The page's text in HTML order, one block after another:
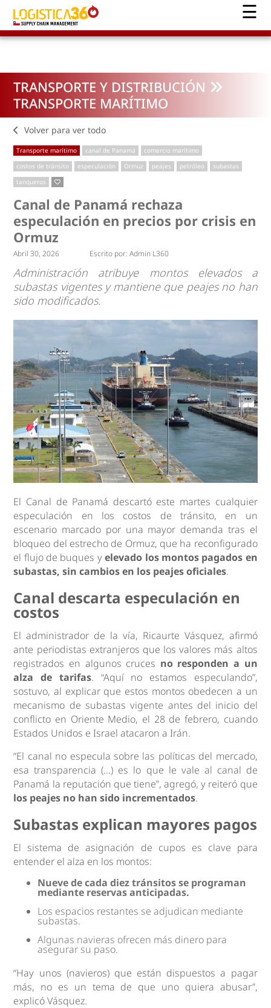
TRANSPORTE Y DISTRIBUCIÓN
TRANSPORTE MARÍTIMO
Volver para ver todo
Transporte marítimo canal de Panamá
comercio marítimo
costos de tránsito
especulación Ormuz peajes petróleo
subastas
tanqueros
Canal de Panamá rechaza
especulación en precios por crisis en
Ormuz
Abril 30, 2026 Escrito por: Admin L360
Administración atribuye montos elevados a
subastas vigentes y mantiene que peajes no han
sido modificados.
El Canal de Panamá descartó este martes cualquier
especulación en los costos de tránsito, en un
escenario marcado por una mayor demanda tras el
bloqueo del estrecho de Ormuz, que ha reconfigurado
el flujo de buques yelevado los montos pagados en
subastas, sin cambios en los peajes oficiales.
Canal descarta especulación en
costos
El administrador de la vía, Ricaurte Vásquez, afirmó
ante periodistas extranjeros que los valores más altos
registrados en algunos cruces no responden a un
alza de tarifas. “Aquí no estamos especulando”,
sostuvo, al explicar que estos montos obedecen a un
mecanismo de subastas vigente antes del inicio del
conflicto en Oriente Medio, el 28 de febrero, cuando
Estados Unidos e Israel atacaron a Irán.
“El canal no especula sobre las políticas del mercado,
esa transparencia (…) es lo que le vale al canal de
Panamá la reputación que tiene”, agregó, y reiteró que
los peajes no han sido incrementados.
Subastas explican mayores pagos
El sistema de asignación de cupos es clave para
entender el alza en los montos:
Nueve de cada diez tránsitos se programan
mediante reservas anticipadas.
Los espacios restantes se adjudican mediante
subastas.
Algunas navieras ofrecen más dinero para
asegurar su paso.
“Hay unos (navieros) que están dispuestos a pagar
más, no es un tema de que uno quiera abusar”,
explicó Vásquez.